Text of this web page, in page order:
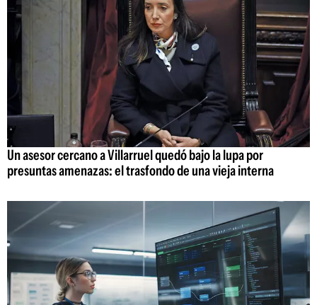
Un asesor cercano a Villarruel quedó bajo la lupa por
presuntas amenazas: el trasfondo de una vieja interna